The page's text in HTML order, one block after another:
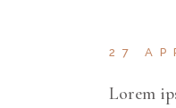
27
Lorem